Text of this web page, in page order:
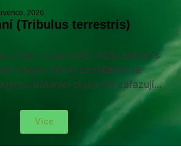
2026
(Tribulus terrestris)
u nás i v zahraníčí může setkat s
viagra. Tímto označením je
botanici skutečně zařazují...
Více